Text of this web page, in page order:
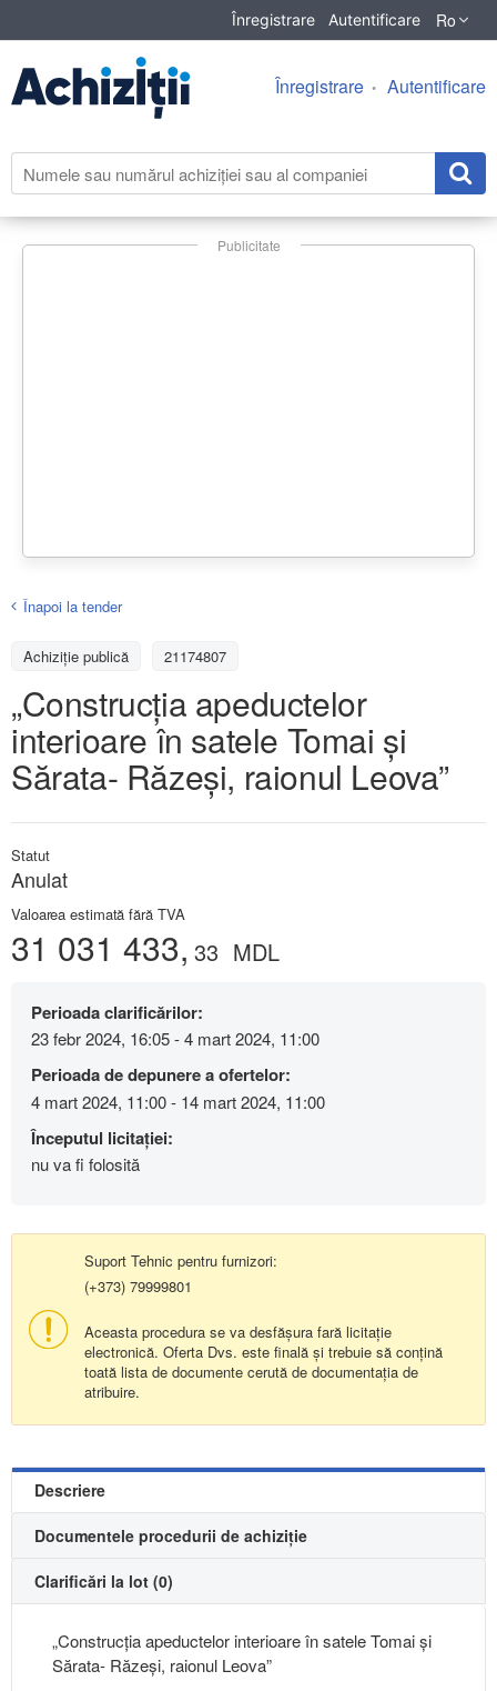
Înregistrare Autentificare Ro
Înregistrare Autentificare
Publicitate
Înapoi la tender
Achiziţie publică 21174807
„Construcția apeductelor
interioare în satele Tomai și
Sărata- Răzeși, raionul Leova”
Statut
Anulat
Valoarea estimată fără TVA
31 031 433, 33 MDL
Perioada clarificărilor:
23 febr 2024, 16:05 - 4 mart 2024, 11:00
Perioada de depunere a ofertelor:
4 mart 2024, 11:00 - 14 mart 2024, 11:00
Începutul licitației:
nu va fi folosită
Suport Tehnic pentru furnizori:
(+373) 79999801
Aceasta procedura se va desfășura fară licitație
electronică. Oferta Dvs. este finală și trebuie să conțină
toată lista de documente cerută de documentația de
atribuire.
Descriere
Documentele procedurii de achiziție
Clarificări la lot (0)
„Construcția apeductelor interioare în satele Tomai și
Sărata- Răzeși, raionul Leova”